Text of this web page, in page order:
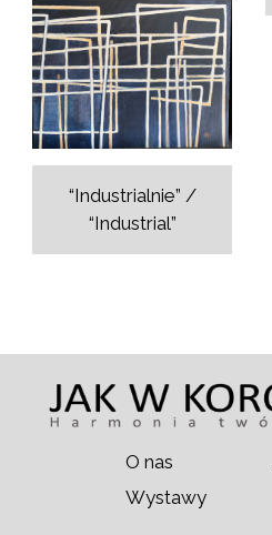
“Industrialnie” /
“Industrial”
O nas
Wystawy